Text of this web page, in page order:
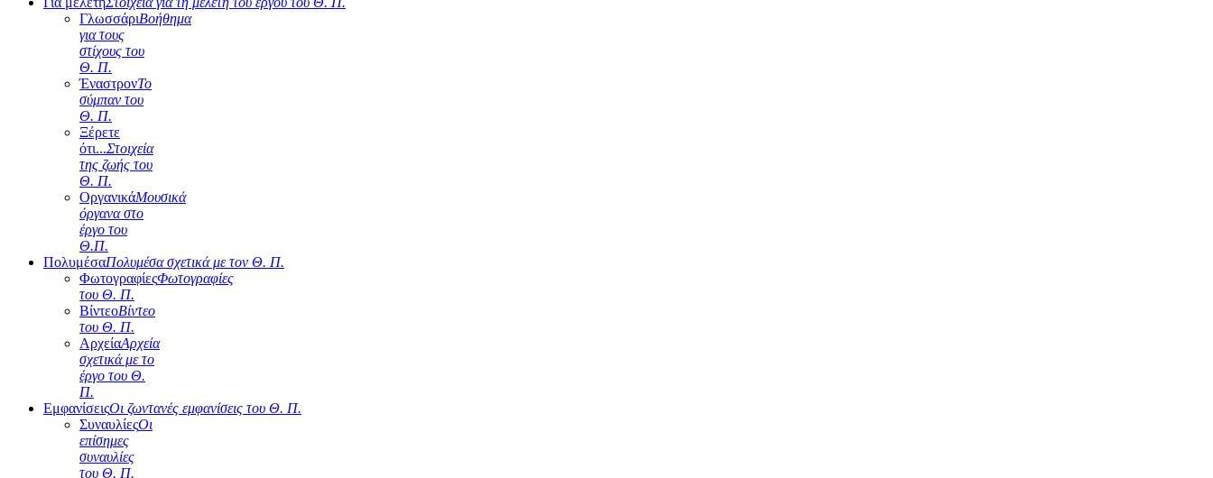
ΓλωσσάριΒοήθημα
για τους
στίχους του
Θ. Π.
ΈναστρονΤο
σύμπαν του
Θ. Π.
Ξέρετε
ότι...Στοιχεία
της ζωής του
Θ. Π.
ΟργανικάΜουσικά
όργανα στο
έργο του
Θ.Π.
ΠολυμέσαΠολυμέσα σχετικά με τον Θ. Π.
ΦωτογραφίεςΦωτογραφίες
του Θ. Π.
ΒίντεοΒίντεο
του Θ. Π.
ΑρχείαΑρχεία
σχετικά με το
έργο του Θ.
Π.
ΕμφανίσειςΟι ζωντανές εμφανίσεις του Θ. Π.
ΣυναυλίεςΟι
επίσημες
συναυλίες
του Θ. Π.